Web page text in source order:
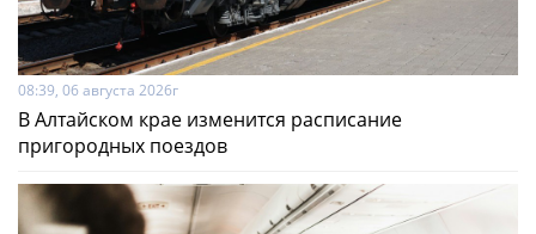
08:39, 06 августа 2026г
В Алтайском крае изменится расписание
пригородных поездов